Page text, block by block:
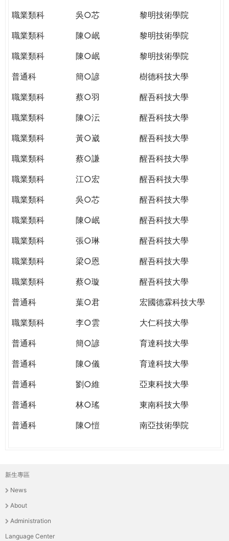
職業類科
吳○芯
黎明技術學院
職業類科
陳○岷
黎明技術學院
職業類科
陳○岷
黎明技術學院
普通科
簡○諺
樹德科技大學
職業類科
蔡○羽
醒吾科技大學
職業類科
陳○沄
醒吾科技大學
職業類科
黃○崴
醒吾科技大學
職業類科
蔡○謙
醒吾科技大學
職業類科
江○宏
醒吾科技大學
職業類科
吳○芯
醒吾科技大學
職業類科
陳○岷
醒吾科技大學
職業類科
張○琳
醒吾科技大學
職業類科
梁○恩
醒吾科技大學
職業類科
蔡○璇
醒吾科技大學
普通科
葉○君
宏國德霖科技大學
職業類科
李○雲
大仁科技大學
普通科
簡○諺
育達科技大學
普通科
陳○儀
育達科技大學
普通科
劉○維
亞東科技大學
普通科
林○瑤
東南科技大學
普通科
陳○愷 南亞技術學院
主
選
單
新生專區
News
About
Administration
Language Center